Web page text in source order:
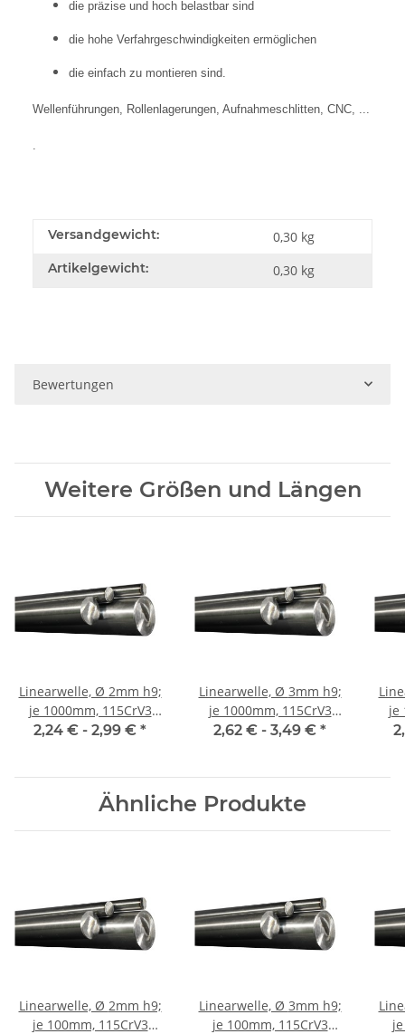
die präzise und hoch belastbar sind
die hohe Verfahrgeschwindigkeiten ermöglichen
die einfach zu montieren sind.
Wellenführungen, Rollenlagerungen, Aufnahmeschlitten, CNC, ...
Versandgewicht: 0,30 kg
Artikelgewicht: 0,30 kg
Bewertungen
Weitere Größen und Längen
Linearwelle, Ø 2mm h9;
je 1000mm, 115CrV3
geschliffen und poliert
2,24 € - 2,99 € *
Linearwelle, Ø 3mm h9;
je 1000mm, 115CrV3
geschliffen und poliert
2,62 € - 3,49 € *
je
Ähnliche Produkte
Linearwelle, Ø 2mm h9;
je 100mm, 115CrV3
Linearwelle, Ø 3mm h9;
je 100mm, 115CrV3